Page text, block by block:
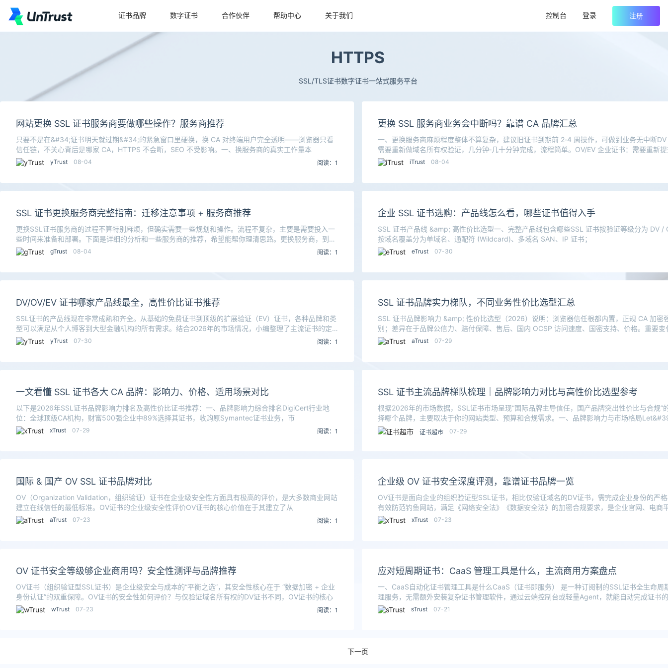
证书品牌 数字证书 合作伙伴 帮助中心 关于我们 控制台 登录 注册
HTTPS
SSL/TLS证书数字证书一站式服务平台
网站更换 SSL 证书服务商要做哪些操作？服务商推荐
只要不是在&#34;证书明天就过期&#34;的紧急窗口里硬换，换 CA 对终端用户完全透明——浏览器只看
信任链，不关心背后是哪家 CA，HTTPS 不会断，SEO 不受影响。一、换服务商的真实工作量本
yTrust 08-04 阅读：1
更换 SSL 服务商业务会中断吗？靠谱 CA 品牌汇总
一、更换服务商麻烦程度整体不算复杂，建议旧证书到期前 2‑4 周操作，可做到业务无中断
需要重新做域名所有权验证，几分钟‑几十分钟完成，流程简单。OV/EV 企业证书：需要重新
质
iTrust 08-04
SSL 证书更换服务商完整指南：迁移注意事项 + 服务商推荐
更换SSL证书服务商的过程不算特别麻烦，但确实需要一些规划和操作。流程不复杂，主要是需要投入一
些时间来准备和部署。下面是详细的分析和一些服务商的推荐，希望能帮你理清思路。更换服务商，到底
“麻烦”在哪？gTrust 08-04 阅读：1
企业 SSL 证书选购：产品线怎么看，哪些证书值得入手
SSL 证书产品线 &amp; 高性价比选型一、完整产品线包含哪些SSL 证书按验证等级分为 DV /
按域名覆盖分为单域名、通配符 (Wildcard)、多域名 SAN、IP 证书；
eTrust 07-30
DV/OV/EV 证书哪家产品线最全，高性价比证书推荐
SSL证书的产品线现在非常成熟和齐全。从基础的免费证书到顶级的扩展验证（EV）证书，各种品牌和类
型可以满足从个人博客到大型金融机构的所有需求。结合2026年的市场情况，小编整理了主流证书的定
位和价格，yTrust 07-30 阅读：1
SSL 证书品牌实力梯队，不同业务性价比选型汇总
SSL 证书品牌影响力 &amp; 性价比选型（2026）说明：浏览器信任根都内置，正规 CA 加密
别；差异在于品牌公信力、赔付保障、售后、国内 OCSP 访问速度、国密支持、价格。重要变
aTrust 07-29
一文看懂 SSL 证书各大 CA 品牌：影响力、价格、适用场景对比
以下是2026年SSL证书品牌影响力排名及高性价比证书推荐：一、品牌影响力综合排名‌DigiCert‌行业地
位：全球顶级CA机构，财富500强企业中89%选择其证书，收购原Symantec证书业务，市
xTrust 07-29 阅读：1
SSL 证书主流品牌梯队梳理｜品牌影响力对比与高性价比选型参考
根据2026年的市场数据，SSL证书市场呈现“国际品牌主导信任，国产品牌突出性价比与合规”
择哪个品牌，主要取决于你的网站类型、预算和合规需求。一、品牌影响力与市场格局
证书超市 07-29
国际 & 国产 OV SSL 证书品牌对比
OV（Organization Validation，组织验证）证书在企业级安全性方面具有极高的评价，是大多数商业网站
建立在线信任的最低标准。OV证书的企业级安全性评价OV证书的核心价值在于其建立了从
aTrust 07-23 阅读：1
企业级 OV 证书安全深度评测，靠谱证书品牌一览
OV证书是面向企业的组织验证型SSL证书，相比仅验证域名的DV证书，需完成企业身份的严
有效防范钓鱼网站，满足《网络安全法》《数据安全法》的加密合规要求，是企业官网、电商
SaaS服务等场
xTrust 07-23
OV 证书安全等级够企业商用吗？安全性测评与品牌推荐
OV证书（组织验证型SSL证书）是企业级安全与成本的“平衡之选”，其安全性核心在于 “数据加密 + 企业
身份认证”的双重保障。OV证书的安全性如何评价？与仅验证域名所有权的DV证书不同，OV证书的核心
wTrust 07-23 阅读：1
应对短周期证书：CaaS 管理工具是什么，主流商用方案盘点
一、CaaS自动化证书管理工具是什么‌CaaS（证书即服务）‌ 是一种订阅制的SSL证书全生命周
理服务，无需额外安装复杂证书管理软件，通过云端控制台或轻量Agent，就能自动完成证书
sTrust 07-21
下一页